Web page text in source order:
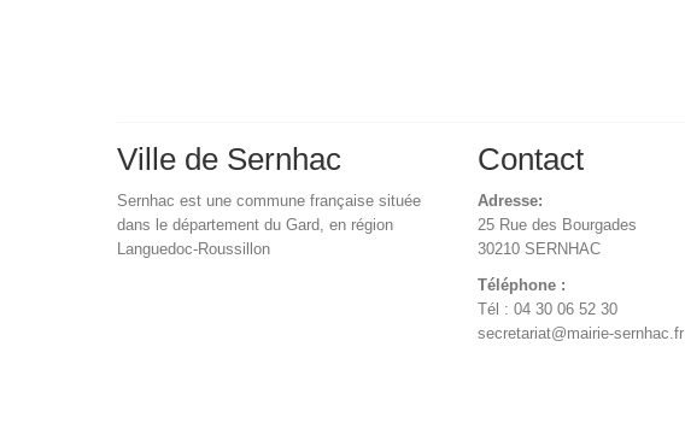
Ville de Sernhac
Sernhac est une commune française située
dans le département du Gard, en région
Languedoc-Roussillon
Contact
Adresse:
25 Rue des Bourgades
30210 SERNHAC
Téléphone :
Tél : 04 30 06 52 30
secretariat@mairie-sernhac.fr